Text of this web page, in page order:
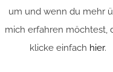
um und wenn du mehr
mich erfahren möchtest,
klicke einfach hier.